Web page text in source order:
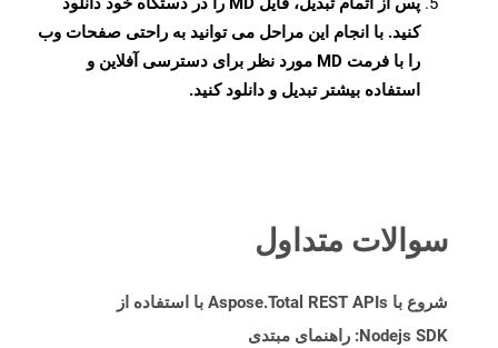
کنید. با انجام این مراحل می توانید به راحتی صفحات وب
را با فرمت MD مورد نظر برای دسترسی آفلاین و
استفاده بیشتر تبدیل و دانلود کنید.
سوالات متداول
شروع با Aspose.Total REST APIs با استفاده از
Nodejs SDK: راهنمای مبتدی